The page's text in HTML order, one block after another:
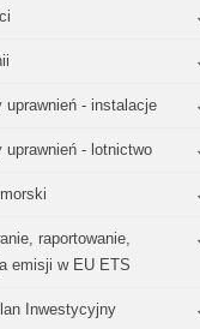
uprawnień - instalacje
uprawnień - lotnictwo
raportowanie,
emisji w EU ETS
Inwestycyjny